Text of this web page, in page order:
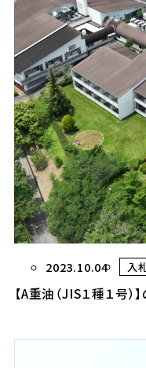
2023.10.04 入
【A重油（JIS１種１号